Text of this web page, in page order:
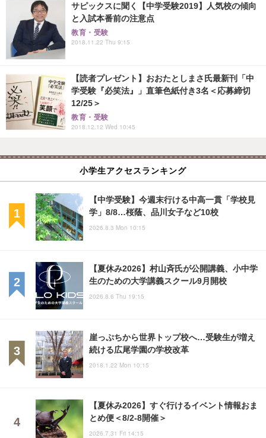
サピックスに聞く【中学受験2019】人気校の傾向
と入試本番前の注意点
教育・受験
2018.11.22 Thu 9:15
【読者プレゼント】おおたとしまさ氏最新刊「中
学受験『必笑法』」直筆色紙付き3名＜応募締切
12/25＞
教育・受験
2018.12.12 Wed 10:45
小学生アクセスランキング
【中学受験】今週末行ける中高一貫「学校見
学」8/8…桜蔭、品川女子など10校
2026.8.3 Mon 10:15
【夏休み2026】村山斉氏が公開講義、小中学
生のための大学講義スクール9月開校
2026.8.6 Thu 19:15
崖っぷちから世界トップ校へ…受験生が増え
続ける広尾学園の学校改革
2018.1.22 Mon 10:15
【夏休み2026】すぐ行けるイベント情報おま
とめ便＜8/2-8開催＞
2026.7.31 Fri 14:15